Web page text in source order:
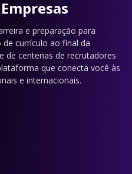
e preparação para
currículo ao final da
de centenas de recrutadores
que conecta você às
e internacionais.